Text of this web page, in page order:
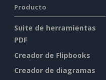
Producto
Suite de herramientas
PDF
Creador de Flipbooks
Creador de diagramas